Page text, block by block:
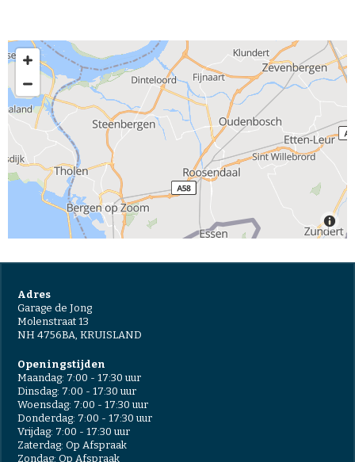
Adres
Garage de Jong
Molenstraat 13
NH 4756BA, KRUISLAND
Openingstijden
Maandag: 7:00 - 17:30 uur
Dinsdag: 7:00 - 17:30 uur
Woensdag: 7:00 - 17:30 uur
Donderdag: 7:00 - 17:30 uur
Vrijdag: 7:00 - 17:30 uur
Zaterdag: Op Afspraak
Zondag: Op Afspraak